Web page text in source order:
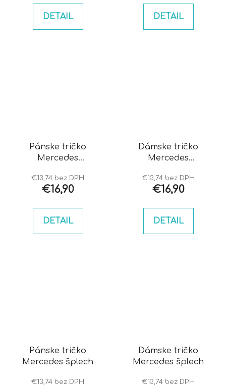
DETAIL DETAIL
Pánske tričko
Mercedes
€13,74 bez DPH
€16,90
DETAIL
Dámske tričko
Mercedes
€13,74 bez DPH
€16,90
DETAIL
Pánske tričko
Mercedes šplech
€13,74 bez DPH
Dámske tričko
Mercedes šplech
€13,74 bez DPH